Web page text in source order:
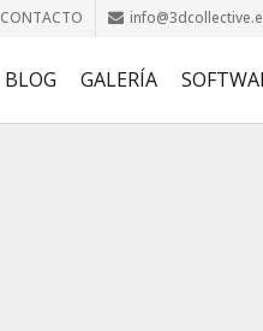
CONTACTO
BLOG GALERÍA